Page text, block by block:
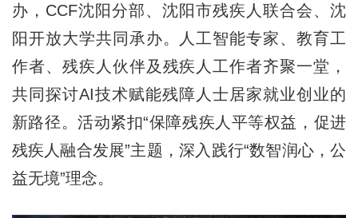
办，CCF沈阳分部、沈阳市残疾人联合会、沈
阳开放大学共同承办。人工智能专家、教育工
作者、残疾人伙伴及残疾人工作者齐聚一堂，
共同探讨AI技术赋能残障人士居家就业创业的
新路径。活动紧扣“保障残疾人平等权益，促进
残疾人融合发展”主题，深入践行“数智润心，公
益无境”理念。